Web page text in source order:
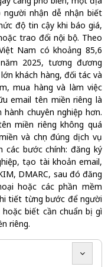
nhận dễ nhận biết
độ tin cậy khi báo giá,
trao đổi nội bộ. Theo
Nam có khoảng 85,6
2025, tương đương
khách hàng, đối tác và
mua hàng và làm việc
email tên miền riêng là
chuyên nghiệp hơn.
miền riêng không quá
và chọn đúng dịch vụ
các bước chính: đăng ký
tạo tài khoản email,
DMARC, sau đó đăng
hoặc các phần mềm
tiết từng bước để người
biết cần chuẩn bị gì
riêng.